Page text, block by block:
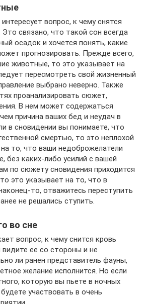
вопрос, к чему снятся
связано, что такой сон всегда
осадок и хочется понять, какие
прогнозировать. Прежде всего,
животные, то это указывает на
пересмотреть свой жизненный
выбрано неверно. Также
проанализировать сюжет,
В нем может содержаться
причина ваших бед и неудач в
в сновидении вы понимаете, что
смертью, то это неплохой
то, что ваши недоброжелатели
без каких-либо усилий с вашей
по сюжету сновидения приходится
это указывает на то, что в
то, отважитесь переступить
не решались ступить.
во сне
вопрос, к чему снится кровь
ее со стороны и не
ли ранен представитель фауны,
желание исполнится. Но если
которую вы пьете в ночных
участвовать в очень